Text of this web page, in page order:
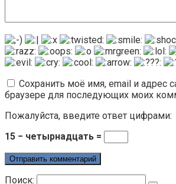
Сохранить моё имя, email и адрес
браузере для последующих моих
Пожалуйста, введите ответ цифрами:
15 − четырнадцать =
Поиск: